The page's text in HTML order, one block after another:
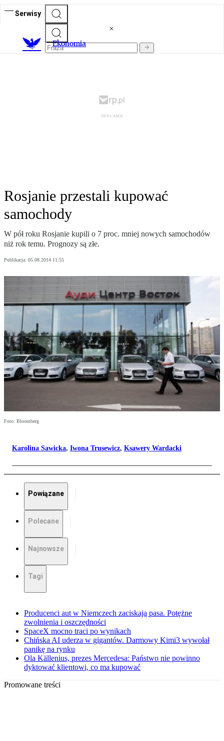
Serwisy
Ekonomia
Rosjanie przestali kupować
samochody
W pół roku Rosjanie kupili o 7 proc. mniej nowych samochodów
niż rok temu. Prognozy są złe.
Publikacja: 05.08.2014 11:55
Foto: Bloomberg
Karolina Sawicka, Iwona Trusewicz, Ksawery Wardacki
Powiązane
Polecane
Najnowsze
Tagi
Producenci aut w Niemczech zaciskają pasa. Potężne
zwolnienia i oszczędności
SpaceX mocno traci po wynikach
Chińska AI uderza w gigantów. Darmowy Kimi3 wywołał
panikę na rynku
Ola Källenius, prezes Mercedesa: Państwo nie powinno
dyktować klientowi, co ma kupować
Promowane treści